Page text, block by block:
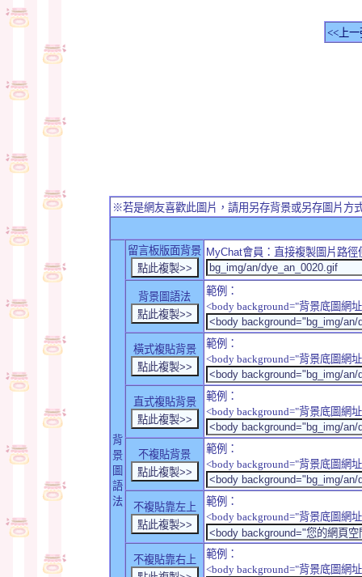
<<上一
※若是網友喜歡此圖片，請用另存背景或另存圖片方
背
景
圖
語
法
留言板版面背景 MyChat會員：直接複製圖片路
背景圖語法
範例：
<body background="背景底圖網
橫式複貼背景
範例：
<body background="背景底圖網
直式複貼背景
範例：
<body background="背景底圖網
不複貼背景
範例：
<body background="背景底圖網
不複貼靠左上
範例：
<body background="背景底圖網
不複貼靠右上
範例：
<body background="背景底圖網